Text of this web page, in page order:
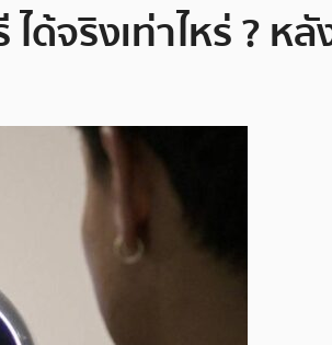
จริงเท่าไหร่ ? ห